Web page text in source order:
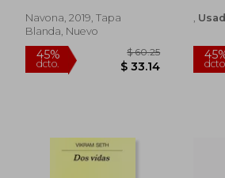
Navona, 2019, Tapa
Blanda, Nuevo